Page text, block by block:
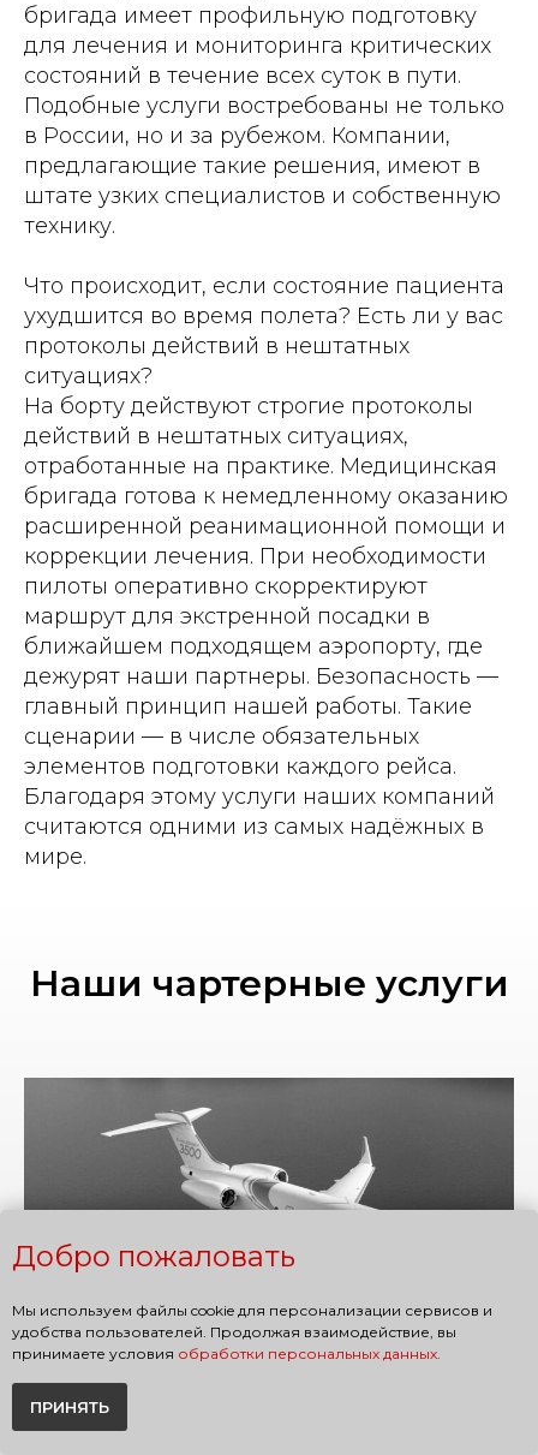
бригада имеет профильную подготовку
для лечения и мониторинга критических
состояний в течение всех суток в пути.
Подобные услуги востребованы не только
в России, но и за рубежом. Компании,
предлагающие такие решения, имеют в
штате узких специалистов и собственную
технику.
Что происходит, если состояние пациента
ухудшится во время полета? Есть ли у вас
протоколы действий в нештатных
ситуациях?
На борту действуют строгие протоколы
действий в нештатных ситуациях,
отработанные на практике. Медицинская
бригада готова к немедленному оказанию
расширенной реанимационной помощи и
коррекции лечения. При необходимости
пилоты оперативно скорректируют
маршрут для экстренной посадки в
ближайшем подходящем аэропорту, где
дежурят наши партнеры. Безопасность —
главный принцип нашей работы. Такие
сценарии — в числе обязательных
элементов подготовки каждого рейса.
Благодаря этому услуги наших компаний
считаются одними из самых надёжных в
мире.
Наши чартерные услуги
Аренда самолетов
Бизнес-джеты, вертолеты и VIP
Добро пожаловать
Мы используем файлы cookie для персонализации сервисов и
удобства пользователей. Продолжая взаимодействие, вы
принимаете условия обработки персональных данных.
ПРИНЯТЬ